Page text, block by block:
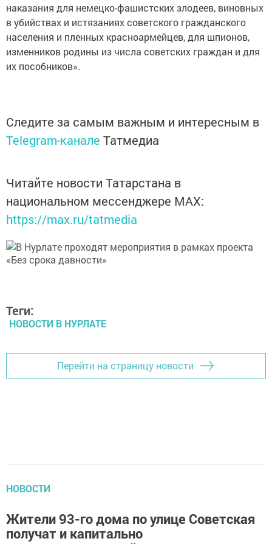
наказания для немецко-фашистских злодеев, виновных
в убийствах и истязаниях советского гражданского
населения и пленных красноармейцев, для шпионов,
изменников родины из числа советских граждан и для
их пособников».
Следите за самым важным и интересным в
Telegram-канале Татмедиа
Читайте новости Татарстана в
национальном мессенджере MАХ:
https://max.ru/tatmedia
Теги:
НОВОСТИ В НУРЛАТЕ
Перейти на страницу новости
НОВОСТИ
Жители 93-го дома по улице Советская
получат и капитально